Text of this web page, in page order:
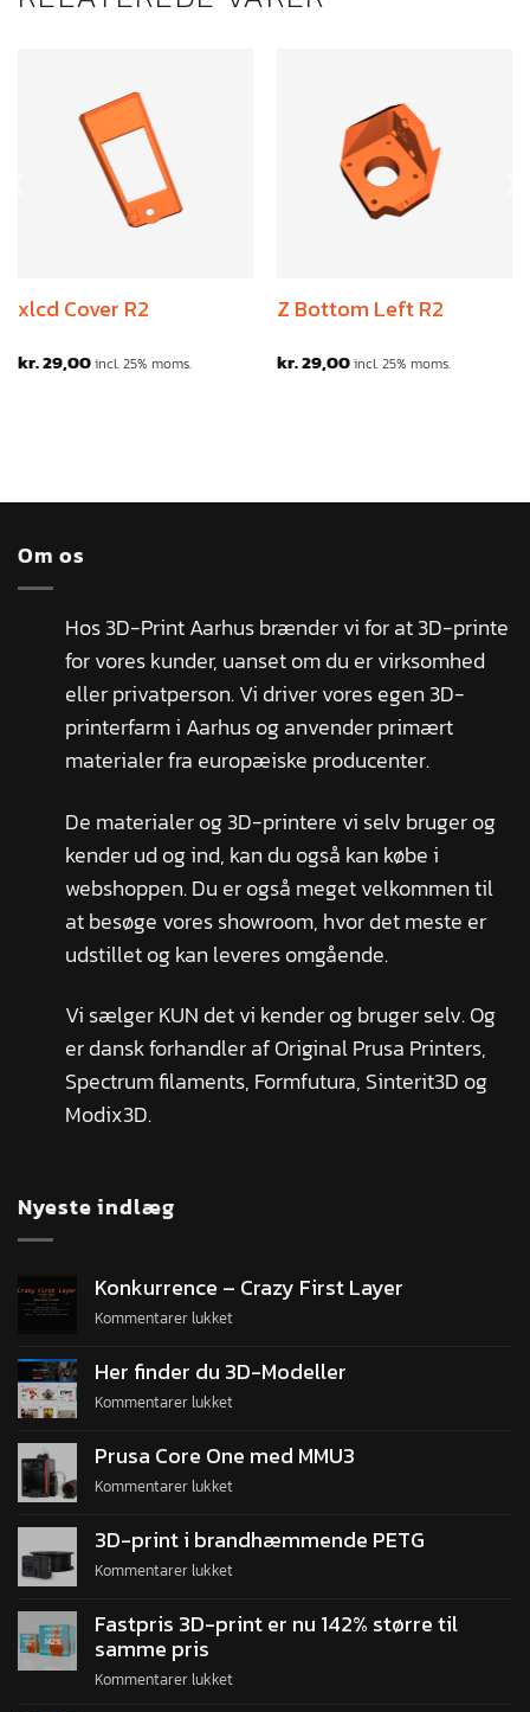
xlcd Cover R2
kr.29,00incl. 25% moms.
Z Bottom Left R2
kr.29,00incl. 25% moms.
Om os
Hos 3D-Print Aarhus brænder vi for at 3D-printe
for vores kunder, uanset om du er virksomhed
eller privatperson. Vi driver vores egen 3D-
printerfarm i Aarhus og anvender primært
materialer fra europæiske producenter.
De materialer og 3D-printere vi selv bruger og
kender ud og ind, kan du også kan købe i
webshoppen. Du er også meget velkommen til
at besøge vores showroom, hvor det meste er
udstillet og kan leveres omgående.
Vi sælger KUN det vi kender og bruger selv. Og
er dansk forhandler af Original Prusa Printers,
Spectrum filaments, Formfutura, Sinterit3D og
Modix3D.
Nyeste indlæg
Konkurrence – Crazy First Layer
Kommentarer lukket
Her finder du 3D-Modeller
Kommentarer lukket
Prusa Core One med MMU3
Kommentarer lukket
3D-print i brandhæmmende PETG
Kommentarer lukket
Fastpris 3D-print er nu 142% større til
samme pris
Kommentarer lukket